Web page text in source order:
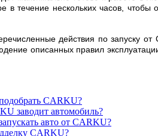
в течение нескольких часов,
действия по запуску
описанных правил
CARKU?
заводит автомобиль?
авто от CARKU?
CARKU?